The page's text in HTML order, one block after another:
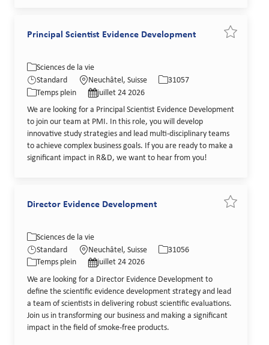
Principal Scientist Evidence Development
Catégorie
Sciences de la vie
Standard
Lieu
Neuchâtel, Suisse
31057
Type de poste
Temps plein
Date de publication
juillet 24 2026
We are looking for a Principal Scientist Evidence Development
to join our team at PMI. In this role, you will develop
innovative study strategies and lead multi-disciplinary teams
to achieve complex business goals. If you are ready to make a
significant impact in R&D, we want to hear from you!
Director Evidence Development
Catégorie
Sciences de la vie
Standard
Lieu
Neuchâtel, Suisse
31056
Type de poste
Temps plein
Date de publication
juillet 24 2026
We are looking for a Director Evidence Development to
define the scientific evidence development strategy and lead
a team of scientists in delivering robust scientific evaluations.
Join us in transforming our business and making a significant
impact in the field of smoke-free products.